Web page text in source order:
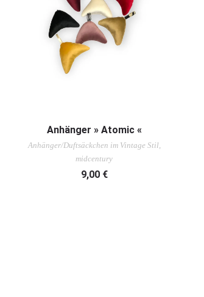
AUSFÜHRUNG WÄHLEN
Anhänger » Atomic «
Anhänger/Duftsäckchen im Vintage Stil,
midcentury
9,00 €